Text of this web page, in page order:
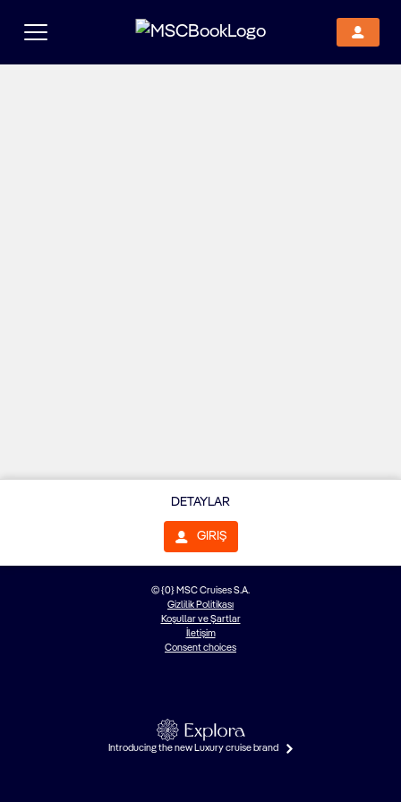
© {0} MSC Cruises S.A.
Gizlilik Politikası
Koşullar ve Şartlar
İletişim
Consent choices
Introducing the new Luxury cruise brand
DETAYLAR
GIRIŞ